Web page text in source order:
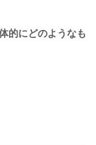
的にどのようなも